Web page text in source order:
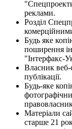
реклами.
Розділ
Будь яке
поширення
"Інтерфакс-
Власник веб-
публікації.
Будь-яке
Матеріали
старше 21